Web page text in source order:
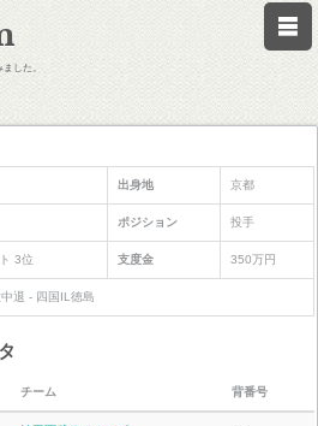
した。
出身地 京都
ポジション 投手
3位 支度金 350万円
退 - 四国IL徳島
チーム 背番号